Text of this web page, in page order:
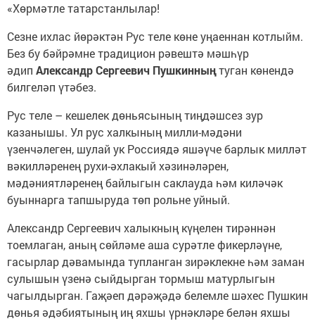
«Хөрмәтле татарстанлылар!
Сезне ихлас йөрәктән Рус теле көне уңаеннан котлыйм.
Без бу бәйрәмне традицион рәвештә мәшһүр
әдип Александр Сергеевич Пушкинныңтуган көнендә
билгеләп үтәбез.
Рус теле – кешелек дөньясының тиңдәшсез зур
казанышы. Ул рус халкының милли-мәдәни
үзенчәлеген, шулай ук Россиядә яшәүче барлык милләт
вәкилләренең рухи-әхлакый хәзинәләрен,
мәдәниятләренең байлыгын саклауда һәм киләчәк
буыннарга тапшыруда төп рольне уйный.
Александр Сергеевич халыкның күңелен тирәннән
тоемлаган, аның сөйләме аша сурәтле фикерләүне,
гасырлар дәвамында тупланган зирәклекне һәм заман
сулышын үзенә сыйдырган тормыш матурлыгын
чагылдырган. Гаҗәеп дәрәҗәдә белемле шәхес Пушкин
дөнья әдәбиятының иң яхшы үрнәкләре белән яхшы